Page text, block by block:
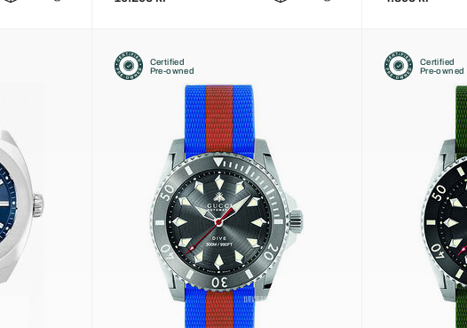
Certified
Pre-owned
Certified
Pre-owned